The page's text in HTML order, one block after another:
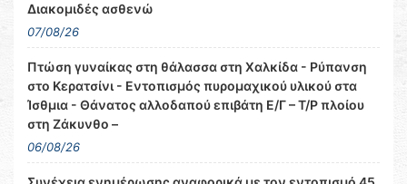
Διακομιδές ασθενώ
07/08/26
Πτώση γυναίκας στη θάλασσα στη Χαλκίδα - Ρύπανση
στο Κερατσίνι - Εντοπισμός πυρομαχικού υλικού στα
Ίσθμια - Θάνατος αλλοδαπού επιβάτη Ε/Γ – Τ/Ρ πλοίου
στη Ζάκυνθο –
06/08/26